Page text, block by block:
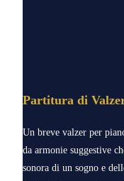
Partitura di
Un breve valzer per
da armonie suggestive
sonora di un sogno e